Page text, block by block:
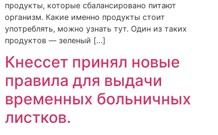
продукты, которые сбалансировано питают
организм. Какие именно продукты стоит
употреблять, можно узнать тут. Один из таких
продуктов — зеленый […]
Кнессет принял новые
правила для выдачи
временных больничных
листков.